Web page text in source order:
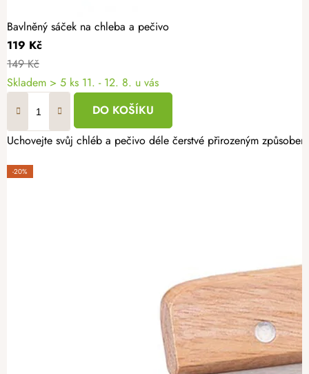
Bavlněný sáček na chleba a pečivo
119 Kč
149 Kč
Skladem > 5 ks 11. - 12. 8. u vás
DO KOŠÍKU
Uchovejte svůj chléb a pečivo déle čerstvé přirozeným
-20%